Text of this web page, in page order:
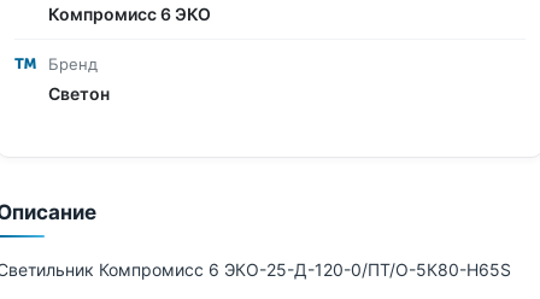
Компромисс 6 ЭКО
Бренд
Светон
Компромисс 6 ЭКО-25-Д-120-0/ПТ/О-5К80-Н65S